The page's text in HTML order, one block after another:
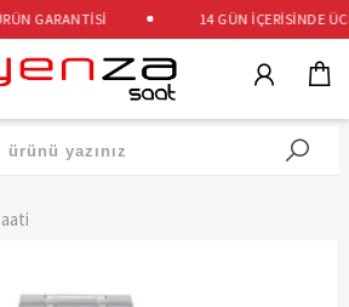
GARANTİSİ 14 GÜN İÇERİSİNDE